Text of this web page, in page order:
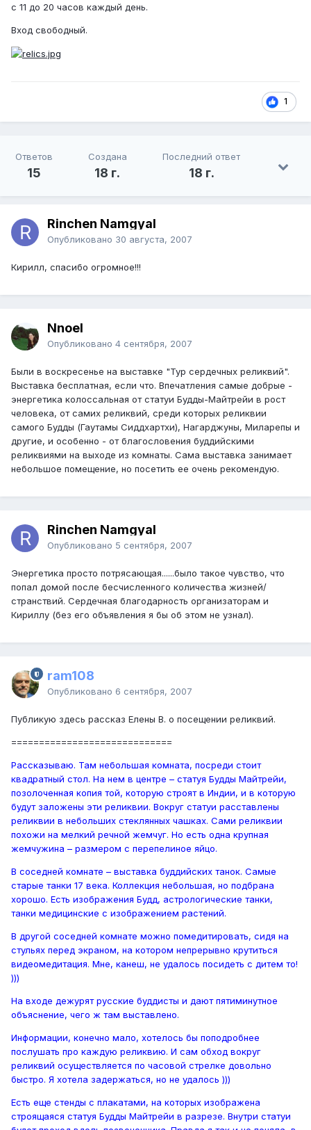
с 11 до 20 часов каждый день.
Вход свободный.
1
Ответов
15
Создана
18 г.
Последний ответ
18 г.
Rinchen Namgyal
Опубликовано 30 августа, 2007
Кирилл, спасибо огромное!!!
Nnoel
Опубликовано 4 сентября, 2007
Были в воскресенье на выставке "Тур сердечных реликвий".
Выставка бесплатная, если что. Впечатления самые добрые -
энергетика колоссальная от статуи Будды-Майтрейи в рост
человека, от самих реликвий, среди которых реликвии
самого Будды (Гаутамы Сиддхартхи), Нагарджуны, Миларепы и
другие, и особенно - от благословения буддийскими
реликвиями на выходе из комнаты. Сама выставка занимает
небольшое помещение, но посетить ее очень рекомендую.
Rinchen Namgyal
Опубликовано 5 сентября, 2007
Энергетика просто потрясающая......было такое чувство, что
попал домой после бесчисленного количества жизней/
странствий. Сердечная благодарность организаторам и
Кириллу (без его объявления я бы об этом не узнал).
ram108
Опубликовано 6 сентября, 2007
Публикую здесь рассказ Елены В. о посещении реликвий.
=============================
Рассказываю. Там небольшая комната, посреди стоит
квадратный стол. На нем в центре – статуя Будды Майтрейи,
позолоченная копия той, которую строят в Индии, и в которую
будут заложены эти реликвии. Вокруг статуи расставлены
реликвии в небольших стеклянных чашках. Сами реликвии
похожи на мелкий речной жемчуг. Но есть одна крупная
жемчужина – размером с перепелиное яйцо.
В соседней комнате – выставка буддийских танок. Самые
старые танки 17 века. Коллекция небольшая, но подбрана
хорошо. Есть изображения Будд, астрологические танки,
танки медицинские с изображением растений.
В другой соседней комнате можно помедитировать, сидя на
стульях перед экраном, на котором непрерывно крутиться
видеомедитация. Мне, канеш, не удалось посидеть с дитем то!
)))
На входе дежурят русские буддисты и дают пятиминутное
объяснение, чего ж там выставлено.
Информации, конечно мало, хотелось бы поподробнее
послушать про каждую реликвию. И сам обход вокруг
реликвий осуществляется по часовой стрелке довольно
быстро. Я хотела задержаться, но не удалось )))
Есть еще стенды с плакатами, на которых изображена
строящаяся статуя Будды Майтрейи в разрезе. Внутри статуи